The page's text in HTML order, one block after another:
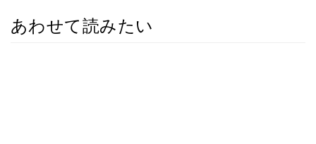
あわせて読みたい